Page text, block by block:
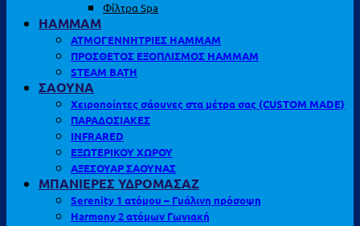
Φίλτρα Spa
HAMMAM
ΑΤΜΟΓΕΝΝΗΤΡΙΕΣ HAMMAM
ΠΡΟΣΘΕΤΟΣ ΕΞΟΠΛΙΣΜΟΣ HAMMAM
STEAM BATH
ΣΑΟΥΝΑ
Χειροποίητες σάουνες στα μέτρα σας (CUSTOM MADE)
ΠΑΡΑΔΟΣΙΑΚΕΣ
INFRARED
ΕΞΩΤΕΡΙΚΟΥ ΧΩΡΟΥ
ΑΞΕΣΟΥΑΡ ΣΑΟΥΝΑΣ
ΜΠΑΝΙΕΡΕΣ ΥΔΡΟΜΑΣΑΖ
Serenity 1 ατόμου – Γυάλινη πρόσοψη
Harmony 2 ατόμων Γωνιακή